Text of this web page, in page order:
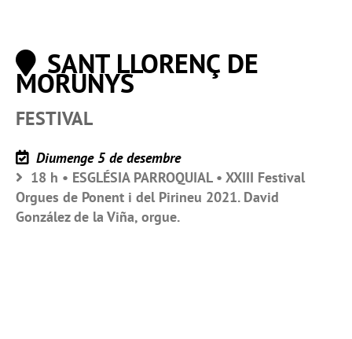
SANT LLORENÇ DE
MORUNYS
FESTIVAL
Diumenge 5 de desembre
18 h • ESGLÉSIA PARROQUIAL • XXIII Festival
Orgues de Ponent i del Pirineu 2021. David
González de la Viña, orgue.